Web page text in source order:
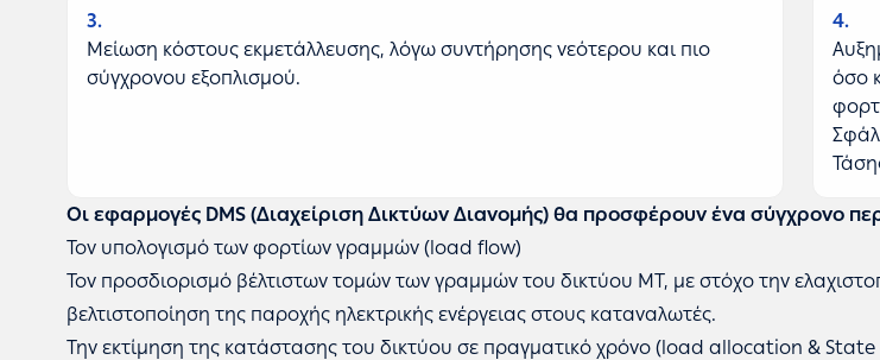
3
Μείωση κόστους εκμετάλλευσης, λόγω συντήρησης νεότερου και πιο
σύγχρονου εξοπλισμού.
4
όσο
Οι εφαρμογές DMS (Διαχείριση Δικτύων Διανομής) θα προσφέρουν ένα σύγχρονο
Τον υπολογισμό των φορτίων γραμμών (load flow)
Τον προσδιορισμό βέλτιστων τομών των γραμμών του δικτύου ΜΤ, με στόχο την
βελτιστοποίηση της παροχής ηλεκτρικής ενέργειας στους καταναλωτές.
Την εκτίμηση της κατάστασης του δικτύου σε πραγματικό χρόνο (load allocation &